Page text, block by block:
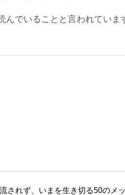
んでいることと言われていま
されず、いまを生き切る50のメ